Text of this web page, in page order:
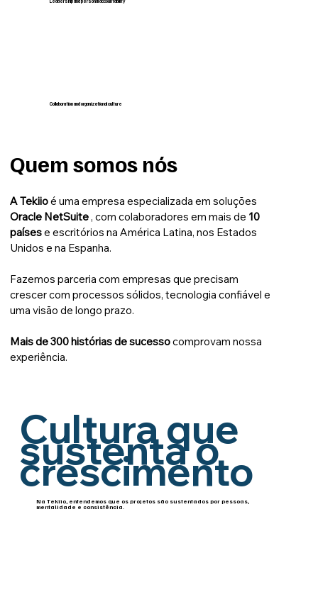
Collaboration and organizational culture
Quem somos nós
A Tekiioé uma empresa especializada em soluções
Oracle NetSuite , com colaboradores em mais de 10
paísese escritórios na América Latina, nos Estados
Unidos e na Espanha.
Fazemos parceria com empresas que precisam
crescer com processos sólidos, tecnologia confiável e
uma visão de longo prazo.
Mais de 300 histórias de sucessocomprovam nossa
experiência.
Cultura que
sustenta o
crescimento
Na Tekiio, entendemos que os projetos são sustentados por pessoas,
mentalidade e consistência.